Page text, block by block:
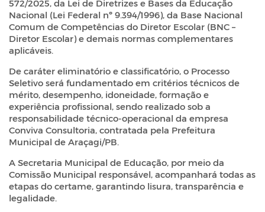
572/2025, da Lei de Diretrizes e Bases da Educação
Nacional (Lei Federal nº 9.394/1996), da Base Nacional
Comum de Competências do Diretor Escolar (BNC –
Diretor Escolar) e demais normas complementares
aplicáveis.
De caráter eliminatório e classificatório, o Processo
Seletivo será fundamentado em critérios técnicos de
mérito, desempenho, idoneidade, formação e
experiência profissional, sendo realizado sob a
responsabilidade técnico-operacional da empresa
Conviva Consultoria, contratada pela Prefeitura
Municipal de Araçagi/PB.
A Secretaria Municipal de Educação, por meio da
Comissão Municipal responsável, acompanhará todas as
etapas do certame, garantindo lisura, transparência e
legalidade.